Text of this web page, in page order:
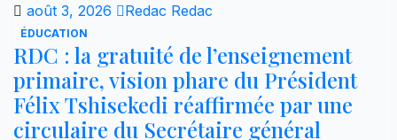
août 3, 2026 Redac Redac
ÉDUCATION
RDC : la gratuité de l’enseignement
primaire, vision phare du Président
Félix Tshisekedi réaffirmée par une
circulaire du Secrétaire général